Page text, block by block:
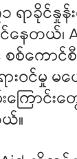
ရာခိုင်နှု
ေတယ်၊
စစ်ကော
င်မှု မပေ
ြောင်း
။